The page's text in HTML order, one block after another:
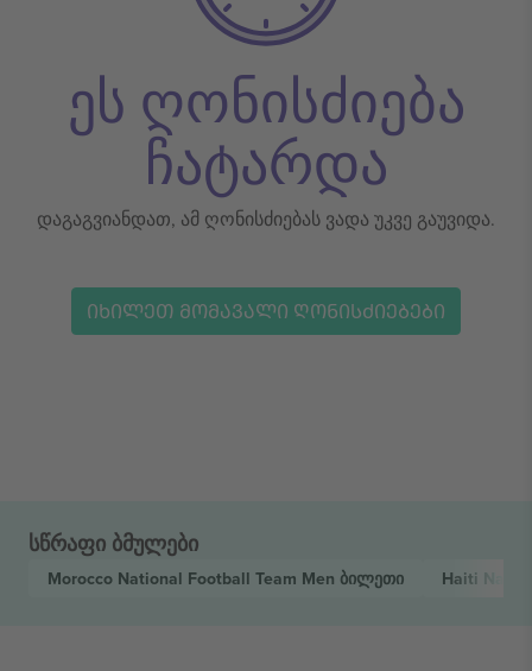
ეს ღონისძიება
ჩატარდა
დაგაგვიანდათ, ამ ღონისძიებას ვადა უკვე გაუვიდა.
ᲘᲮᲘᲚᲔᲗ ᲛᲝᲛᲐᲕᲐᲚᲘ ᲦᲝᲜᲘᲡᲫᲘᲔᲑᲔᲑᲘ
სწრაფი ბმულები
Morocco National Football Team Men ბილეთი Haiti